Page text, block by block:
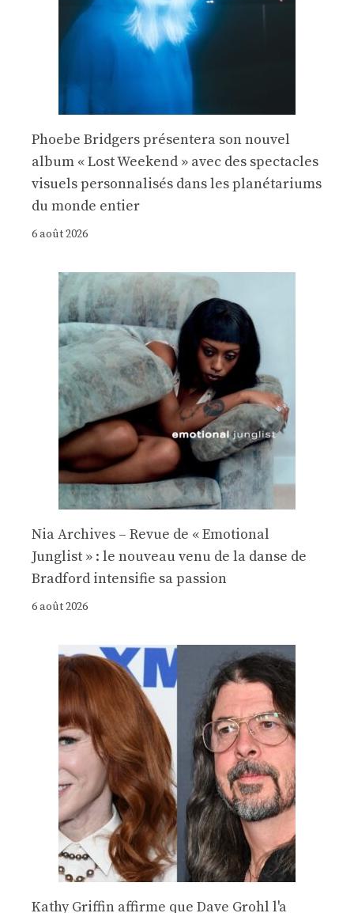
Phoebe Bridgers présentera son nouvel
album « Lost Weekend » avec des spectacles
visuels personnalisés dans les planétariums
du monde entier
6 août 2026
Nia Archives – Revue de « Emotional
Junglist » : le nouveau venu de la danse de
Bradford intensifie sa passion
6 août 2026
Kathy Griffin affirme que Dave Grohl l'a